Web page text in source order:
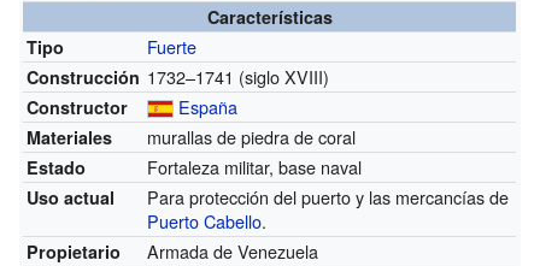
Características
Tipo
Fuerte
Construcción 1732–1741 (siglo XVIII)
Constructor España
Materiales murallas de piedra de coral
Estado Fortaleza militar, base naval
Uso actual
Para protección del puerto y las mercancías de
Puerto Cabello.
Propietario Armada de Venezuela